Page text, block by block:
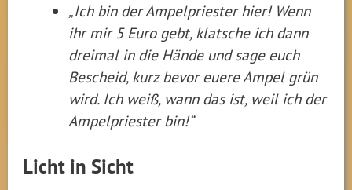
„Ich bin der Ampelpriester hier! Wenn
ihr mir 5 Euro gebt, klatsche ich dann
dreimal in die Hände und sage euch
Bescheid, kurz bevor euere Ampel grün
wird. Ich weiß, wann das ist, weil ich der
Ampelpriester bin!“
Licht in Sicht